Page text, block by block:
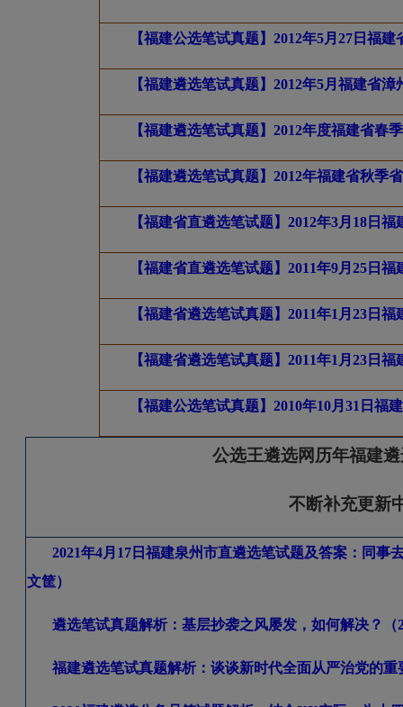
【福建公选笔试真题】2012年5月27日福
【福建遴选笔试真题】2012年5月福建省
【福建遴选笔试真题】2012年度福建省春
【福建遴选笔试真题】2012年福建省秋季
【福建省直遴选笔试题】2012年3月18日
【福建省直遴选笔试题】2011年9月25日
【福建省遴选笔试真题】2011年1月23日
【福建省遴选笔试真题】2011年1月23日
【福建公选笔试真题】2010年10月31日福
公选王遴选网历年福建
不断补充更
2021年4月17 日福建泉州市直遴选笔试题及答案：同事
文筐）
遴选笔试真题解析：基层抄袭之风屡发，如何解决？（
福建遴选笔试真题解析：谈谈新时代全面从严治党的重